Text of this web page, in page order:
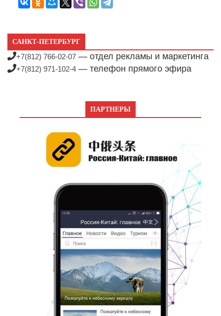
САНКТ-ПЕТЕРБУРГ
+7(812) 766-02-07 — отдел рекламы и маркетинга
+7(812) 971-102-4 — телефон прямого эфира
ПАРТНЕРЫ